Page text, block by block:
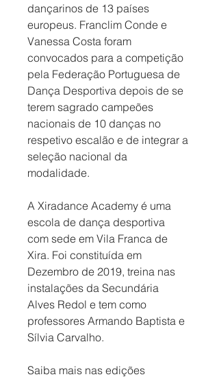
dançarinos de 13 países
europeus. Franclim Conde e
Vanessa Costa foram
convocados para a competição
pela Federação Portuguesa de
Dança Desportiva depois de se
terem sagrado campeões
nacionais de 10 danças no
respetivo escalão e de integrar a
seleção nacional da
modalidade.
A Xiradance Academy é uma
escola de dança desportiva
com sede em Vila Franca de
Xira. Foi constituída em
Dezembro de 2019, treina nas
instalações da Secundária
Alves Redol e tem como
professores Armando Baptista e
Sílvia Carvalho.
Saiba mais nas edições